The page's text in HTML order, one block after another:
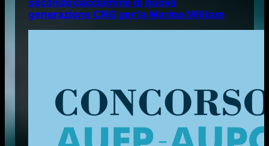
8 Agosto 2026
Inizia a prendere forma lo scafo del
generazione CNG per la Marina Militare